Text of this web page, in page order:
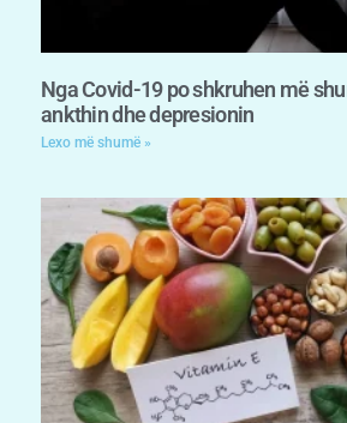
Nga Covid-19 po shkruhen më
ankthin dhe depresionin
Lexo më shumë »